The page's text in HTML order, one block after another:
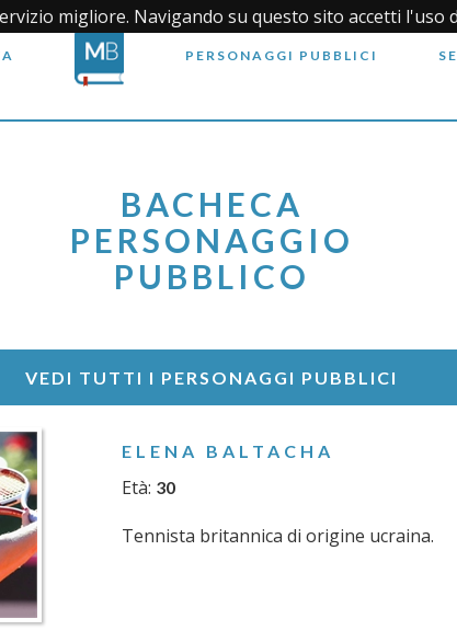
migliore. Navigando su questo sito accetti l'uso
PERSONAGGI PUBBLICI
BACHECA
PERSONAGGIO
PUBBLICO
VEDI TUTTI I PERSONAGGI PUBBLICI
ELENA BALTACHA
Età: 30
Tennista britannica di origine ucraina.